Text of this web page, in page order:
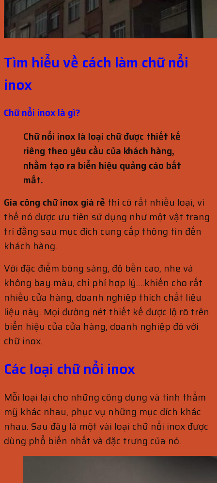
Tìm hiểu về cách làm chữ nổi
inox
Chữ nổi inox là gì?
Chữ nổi inox là loại chữ được thiết kế
riêng theo yêu cầu của khách hàng,
nhằm tạo ra biển hiệu quảng cáo bắt
mắt.
Gia công chữ inox giá rẻ thì có rất nhiều loại, vì
thế nó được ưu tiên sử dụng như một vật trang
trí đằng sau mục đích cung cấp thông tin đến
khách hàng.
Với đặc điểm bóng sáng, độ bền cao, nhẹ và
không bay màu, chi phí hợp lý….khiến cho rất
nhiều cửa hàng, doanh nghiệp thích chất liệu
liệu này. Mọi đường nét thiết kế được lộ rõ trên
biển hiệu của cửa hàng, doanh nghiệp đó với
chữ inox.
Các loại chữ nổi inox
Mỗi loại lại cho những công dụng và tính thẩm
mỹ khác nhau, phục vụ những mục đích khác
nhau. Sau đây là một vài loại chữ nổi inox được
dùng phổ biến nhất và đặc trưng của nó.